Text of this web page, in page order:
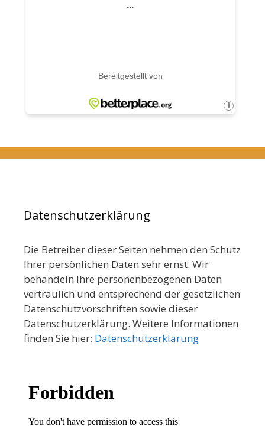
Datenschutzerklärung
Die Betreiber dieser Seiten nehmen den Schutz
Ihrer persönlichen Daten sehr ernst. Wir
behandeln Ihre personenbezogenen Daten
vertraulich und entsprechend der gesetzlichen
Datenschutzvorschriften sowie dieser
Datenschutzerklärung. Weitere Informationen
finden Sie hier: Datenschutzerklärung